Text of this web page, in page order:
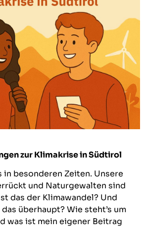
zur Klimakrise in Südtirol
in besonderen Zeiten. Unsere
und Naturgewalten sind
das der Klimawandel? Und
überhaupt? Wie steht’s um
was ist mein eigener Beitrag